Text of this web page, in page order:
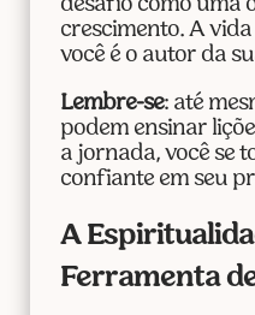
desafio como uma
crescimento. A
você é o autor da
Lembre-se: até
podem ensinar
a jornada, você se
confiante em seu
A
Ferramenta